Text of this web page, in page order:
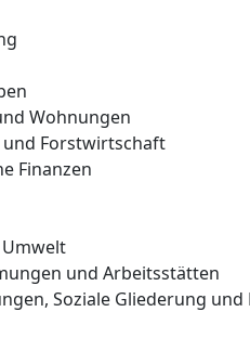
Wohnungen
und Forstwirtschaft
Finanzen
und Arbeitsstätten
Soziale Gliederung und